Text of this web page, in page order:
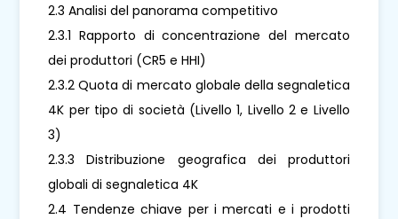
2.3 Analisi del panorama competitivo
2.3.1 Rapporto di concentrazione del mercato
dei produttori (CR5 e HHI)
2.3.2 Quota di mercato globale della segnaletica
4K per tipo di società (Livello 1, Livello 2 e Livello
3)
2.3.3 Distribuzione geografica dei produttori
globali di segnaletica 4K
2.4 Tendenze chiave per i mercati e i prodotti